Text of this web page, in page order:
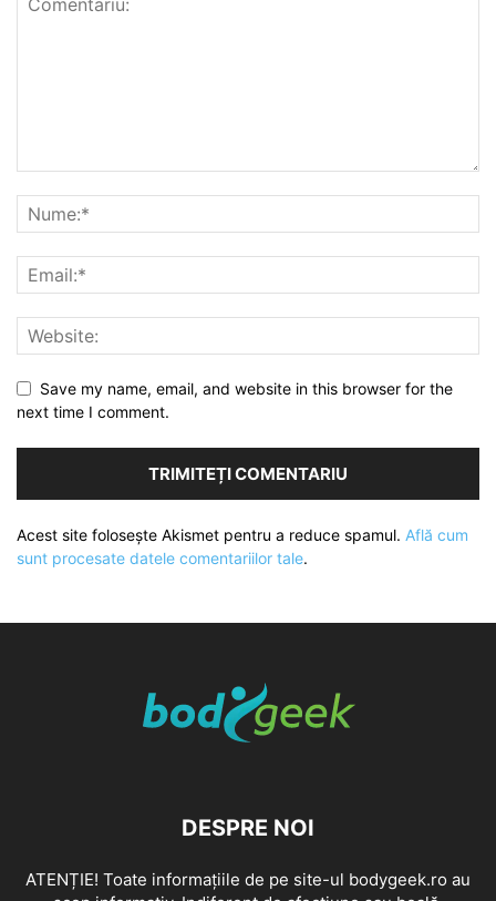
Save my name, email, and website in this browser for the
next time I comment.
Acest site folosește Akismet pentru a reduce spamul. Află cum
sunt procesate datele comentariilor tale.
DESPRE NOI
ATENȚIE! Toate informațiile de pe site-ul bodygeek.ro au